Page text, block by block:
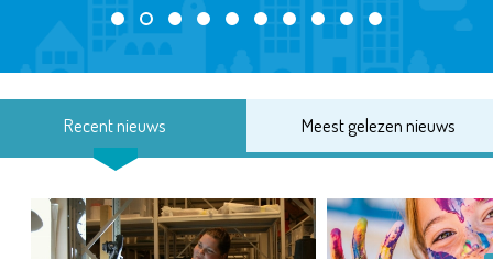
Recent nieuws Meest gelezen nieuws